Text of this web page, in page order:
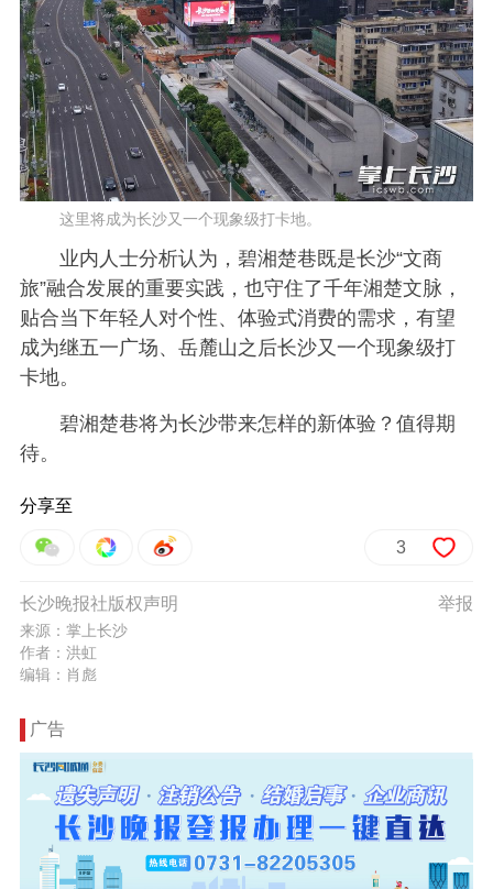
这里将成为长沙又一个现象级打卡地。
业内人士分析认为，碧湘楚巷既是长沙“文商
旅”融合发展的重要实践，也守住了千年湘楚文脉，
贴合当下年轻人对个性、体验式消费的需求，有望
成为继五一广场、岳麓山之后长沙又一个现象级打
卡地。
碧湘楚巷将为长沙带来怎样的新体验？值得期
待。
分享至
3
举报
长沙晚报社版权声明
来源：掌上长沙
作者：洪虹
编辑：肖彪
广告